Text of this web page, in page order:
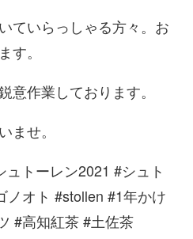
ていらっしゃる方々。お
す。
意作業しております。
ませ。
トーレン2021 #シュト
ノオト #stollen #1年かけ
#高知紅茶 #土佐茶